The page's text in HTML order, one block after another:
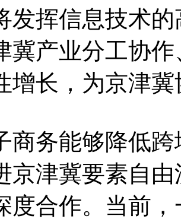
发挥信息技术
冀产业分工协
增长，为京津
务能够降低跨
京津冀要素自
度合作。当前